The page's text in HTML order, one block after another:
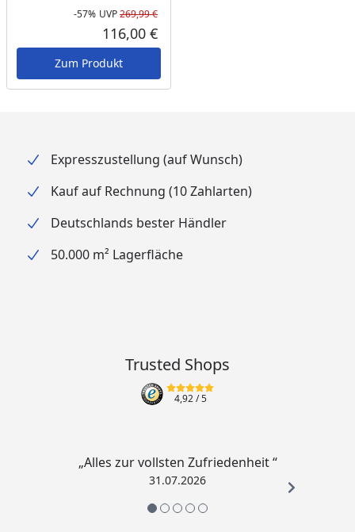
Rabatt in Prozent
-57%
Ursprünglicher Preis
UVP269,99 €
Aktueller Preis
116,00 €
Zum Produkt
Expresszustellung (auf Wunsch)
Kauf auf Rechnung (10 Zahlarten)
Deutschlands bester Händler
50.000 m² Lagerfläche
Trusted Shops
4,92/ 5
„Alles zur vollsten Zufriedenheit “
31.07.2026